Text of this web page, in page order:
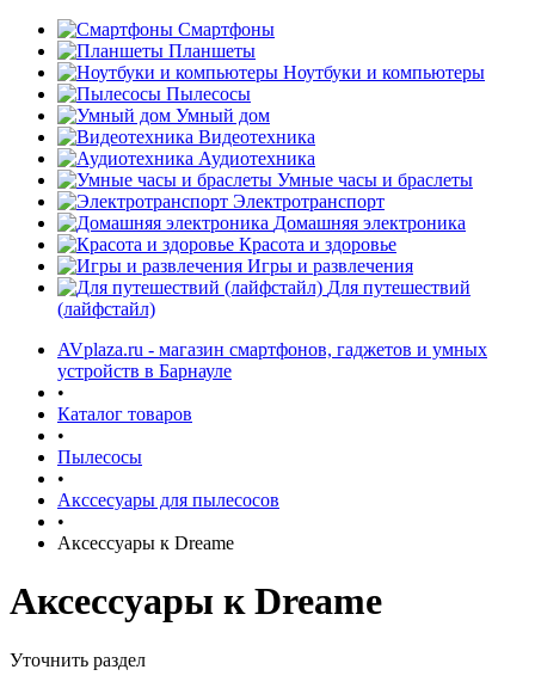
Смартфоны
Планшеты
Ноутбуки и компьютеры
Пылесосы
Умный дом
Видеотехника
Аудиотехника
Умные часы и браслеты
Электротранспорт
Домашняя электроника
Красота и здоровье
Игры и развлечения
Для путешествий
(лайфстайл)
AVplaza.ru - магазин смартфонов, гаджетов и умных
устройств в Барнауле
•
Каталог товаров
•
Пылесосы
•
Акссесуары для пылесосов
•
Аксессуары к Dreame
Аксессуары к Dreame
Уточнить раздел